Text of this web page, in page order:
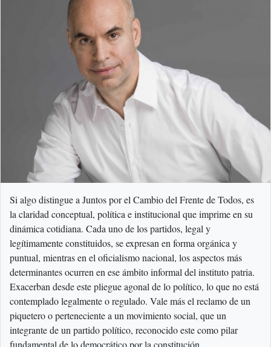
Si algo distingue a Juntos por el Cambio del Frente de Todos, es
la claridad conceptual, política e institucional que imprime en su
dinámica cotidiana. Cada uno de los partidos, legal y
legítimamente constituidos, se expresan en forma orgánica y
puntual, mientras en el oficialismo nacional, los aspectos más
determinantes ocurren en ese ámbito informal del instituto patria.
Exacerban desde este pliegue agonal de lo político, lo que no está
contemplado legalmente o regulado. Vale más el reclamo de un
piquetero o perteneciente a un movimiento social, que un
integrante de un partido político, reconocido este como pilar
fundamental de lo democrático por la constitución.